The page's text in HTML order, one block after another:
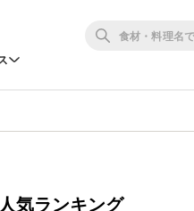
人気ランキング